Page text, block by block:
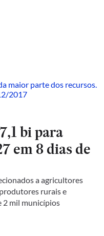
bi para
em 8 dias de
a agricultores
rurais e
2 mil municípios